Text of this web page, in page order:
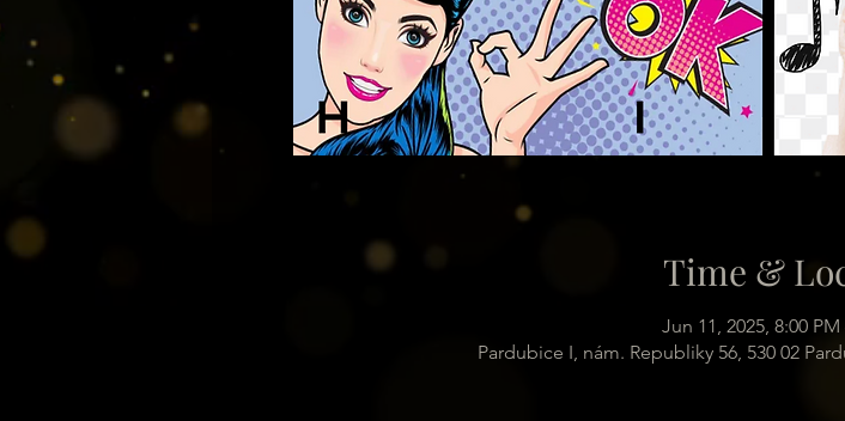
Time &
Jun 11, 2025, 8:00 PM
Pardubice I, nám. Republiky 56, 530 02